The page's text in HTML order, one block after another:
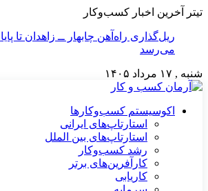
تیتر آخرین اخبار کسب‌وکار
ریل‌گذاری راه‌آهن چابهار ــ زاهدان تا
می‌رسد
شنبه , ۱۷ مرداد ۱۴۰۵
اکوسیستم کسب‌وکارها
استارتاپ‌های ایرانی
استارتاپ‌های بین الملل
رشد کسب‌وکار
کارآفرین‌های برتر
کاریابی